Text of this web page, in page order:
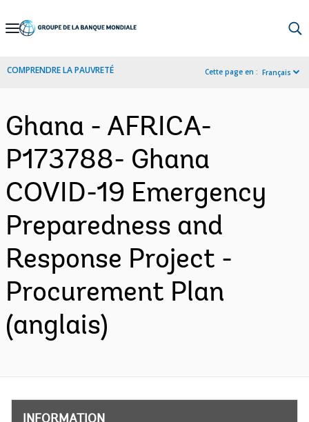
Skip
Navigation
COMPRENDRE LA PAUVRETÉ Cette page en : Français
Ghana - AFRICA-
P173788- Ghana
COVID-19 Emergency
Preparedness and
Response Project -
Procurement Plan
(anglais)